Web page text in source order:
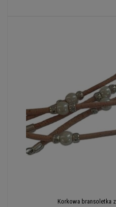
Korkowa bransoletka